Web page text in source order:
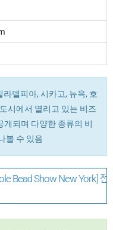
델피아, 시카고, 뉴욕, 호
시에서 열리고 있는 비즈
개되며 다양한 종류의 비
볼 수 있음
Bead Show New York] 전